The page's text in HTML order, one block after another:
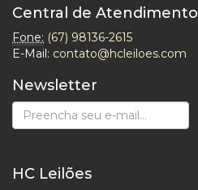
Central de Atendimento
Fone: (67) 98136-2615
E-Mail: contato@hcleiloes.com
Newsletter
HC Leilões